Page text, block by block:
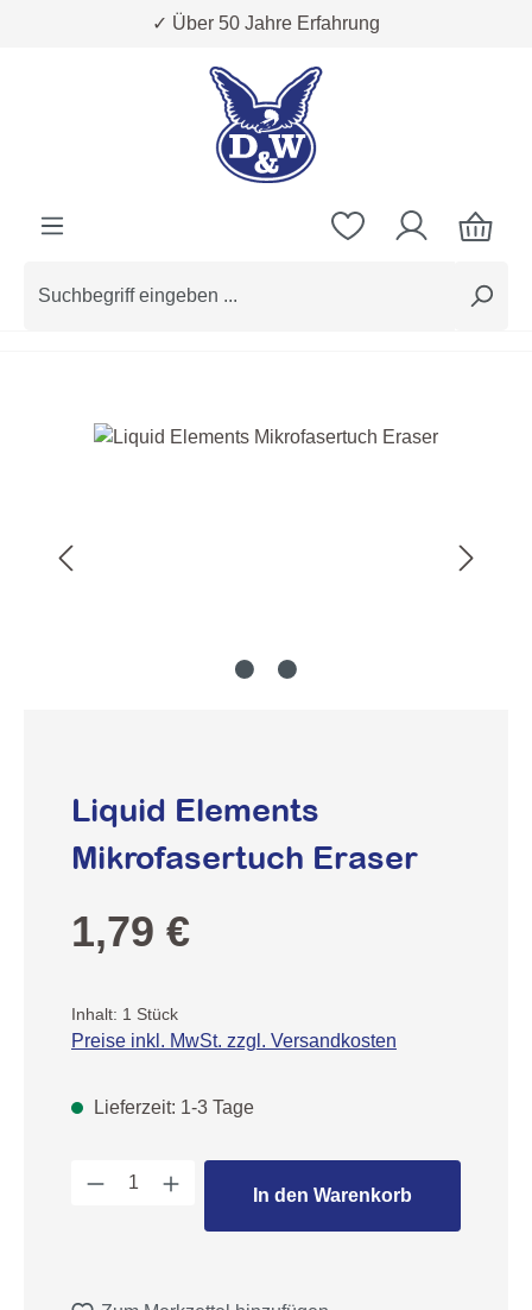
Zum Hauptinhalt springen✓ Über 50 Jahre Erfahrung
Bildergalerie überspringen
Liquid Elements
Mikrofasertuch Eraser
Regulärer Preis:
1,79 €
Inhalt: 1 Stück
Preise inkl. MwSt. zzgl. Versandkosten
Lieferzeit: 1-3 Tage
Produkt Anzahl: Gib den
In den Warenkorb